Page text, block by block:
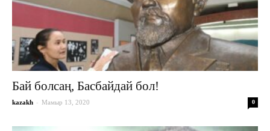
Бай болсаң, Басбайдай бол!
kazakh - Мамыр 13, 2020 0